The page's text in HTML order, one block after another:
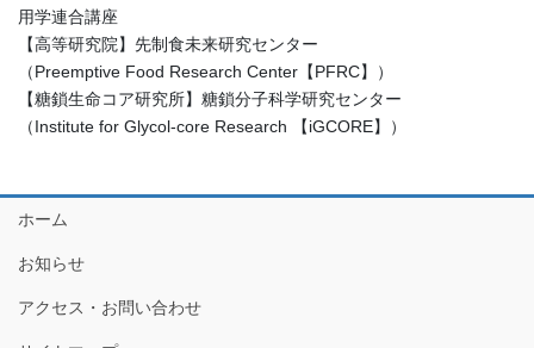
用学連合講座
【高等研究院】先制食未来研究センター
（Preemptive Food Research Center【PFRC】）
【糖鎖生命コア研究所】糖鎖分子科学研究センター
（Institute for Glycol-core Research 【iGCORE】）
ホーム
お知らせ
アクセス・お問い合わせ